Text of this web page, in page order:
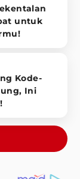
untuk
Kode-
Ini